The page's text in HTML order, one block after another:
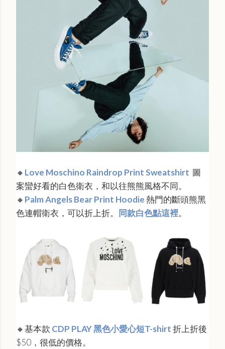
🔸 Love Moschino Raindrop Print Sweatshirt 圖
案蠻好看的白色衛衣，和以往熊熊風格不同。
🔸 Palm Angels Bear Print Hoodie熱門的斷頭熊黑
色連帽衛衣，可以折上折。
同款白色點這裡。
🔸基本款 CDP PLAY 黑色小愛心短T-shirt折上折後
$50，很低的價格。